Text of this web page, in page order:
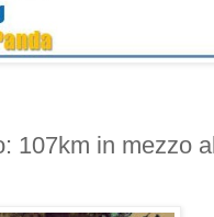
107km in mezzo al